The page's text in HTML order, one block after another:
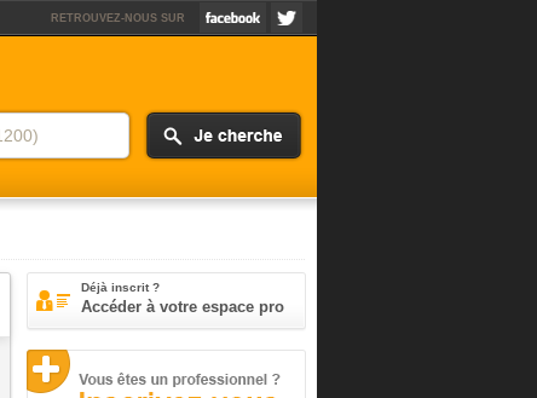
RETROUVEZ-NOUS SUR
Déjà inscrit ?
Accéder à votre espace pro